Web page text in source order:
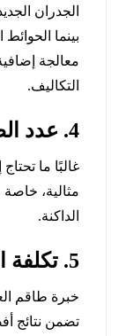
الجدران
بينما
معالجة
التكاليف.
4. عدد الطبقات المطلوبة
غالبًا ما
مثالية، خاصة
الداكنة.
5. تكلفة العمالة
خبرة طاقم
تضمن نتائج